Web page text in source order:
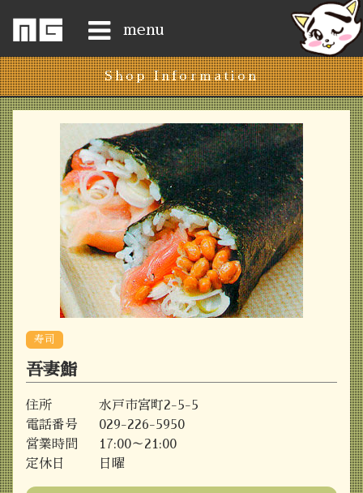
menu
Home
News
ShopList
Access
History
Gongen-san
Happy-8
Shop Information
寿司
吾妻鮨
住所
水戸市宮町2-5-5
電話番号
029-226-5950
営業時間
17:00～21:00
定休日
日曜